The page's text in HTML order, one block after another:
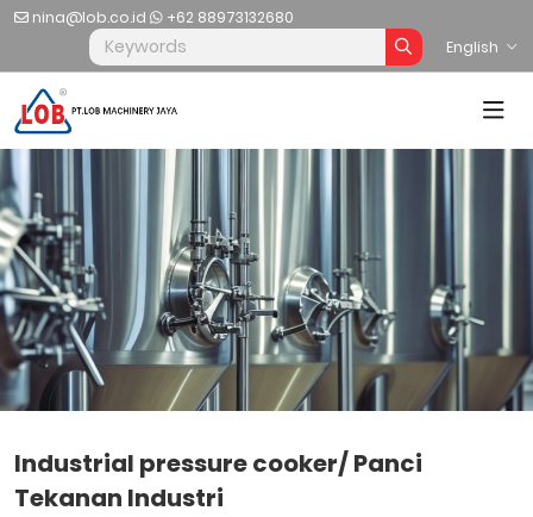
nina@lob.co.id
+62 88973132680
English
Industrial pressure cooker/ Panci
Tekanan Industri